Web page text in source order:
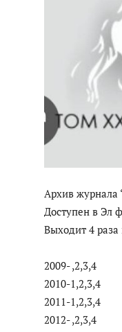
Архив журнала
Доступен в Эл
Выходит 4 раза
2009- ,2,3,4
2010-1,2,3,4
2011-1,2,3,4
2012- ,2,3,4